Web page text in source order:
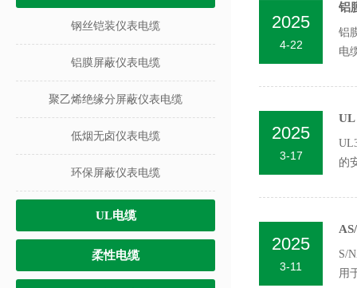
钢丝铠装仪表电缆
铝膜屏蔽仪表电缆
聚乙烯绝缘分屏蔽仪表电缆
低烟无卤仪表电缆
环保屏蔽仪表电缆
UL电缆
柔性电缆
2025
4-22
铝
铝
电
2025
3-17
UL
的
2025
3-11
S/
用